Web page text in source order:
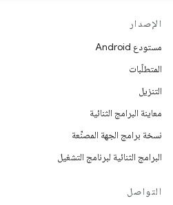
الإصدار
مستودع Android
المتطلّبات
التنزيل
معاينة البرامج الثنائية
نسخة برامج الجهة المصنِّعة
البرامج الثنائية لبرنامج التشغيل
التواصل